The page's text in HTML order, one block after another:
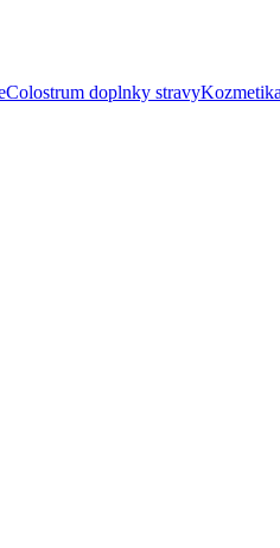
Colostrum doplnky stravyKozmetika